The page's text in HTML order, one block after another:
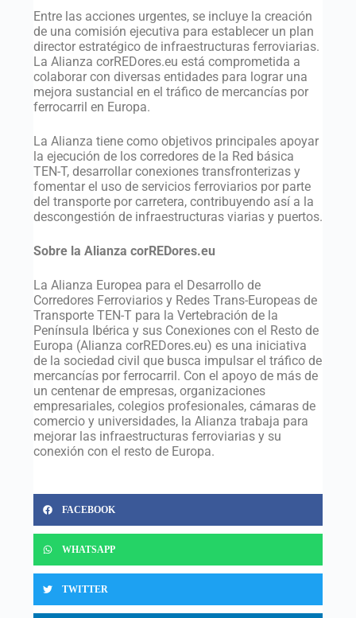
Entre las acciones urgentes, se incluye la creación
de una comisión ejecutiva para establecer un plan
director estratégico de infraestructuras ferroviarias.
La Alianza corREDores.eu está comprometida a
colaborar con diversas entidades para lograr una
mejora sustancial en el tráfico de mercancías por
ferrocarril en Europa.
La Alianza tiene como objetivos principales apoyar
la ejecución de los corredores de la Red básica
TEN-T, desarrollar conexiones transfronterizas y
fomentar el uso de servicios ferroviarios por parte
del transporte por carretera, contribuyendo así a la
descongestión de infraestructuras viarias y puertos.
Sobre la Alianza corREDores.eu
La Alianza Europea para el Desarrollo de
Corredores Ferroviarios y Redes Trans-Europeas de
Transporte TEN-T para la Vertebración de la
Península Ibérica y sus Conexiones con el Resto de
Europa (Alianza corREDores.eu) es una iniciativa
de la sociedad civil que busca impulsar el tráfico de
mercancías por ferrocarril. Con el apoyo de más de
un centenar de empresas, organizaciones
empresariales, colegios profesionales, cámaras de
comercio y universidades, la Alianza trabaja para
mejorar las infraestructuras ferroviarias y su
conexión con el resto de Europa.
FACEBOOK
WHATSAPP
TWITTER